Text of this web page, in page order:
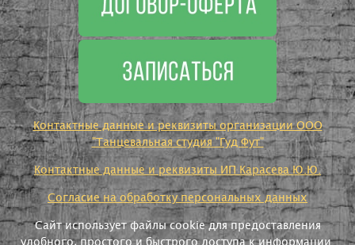
Контактные данные и реквизиты организации ООО
"Танцевальная студия "Гуд Фут"
Контактные данные и реквизиты ИП Карасева Ю.Ю.
Согласие на обработку персональных данных
Сайт использует файлы cookie для предоставления
удобного, простого и быстрого доступа к информации.